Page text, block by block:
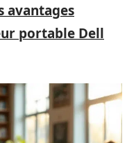
avantages
portable Dell